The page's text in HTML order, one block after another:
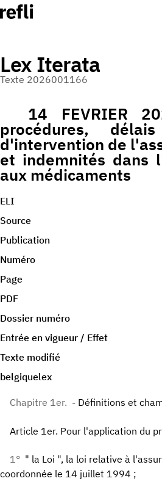
Lex Iterata
Texte 2026001166
14 FEVRIER
procédures,
d'intervention de
et indemnités dans
aux médicaments
ELI
Source
Publication
Numéro
Page
PDF
Dossier numéro
Entrée en vigueur / Effet
Texte modifié
belgiquelex
Chapitre 1er. - Définitions et
Article 1er. Pour l'application du
1° " la Loi ", la loi relative à
coordonnée le 14 juillet 1994 ;